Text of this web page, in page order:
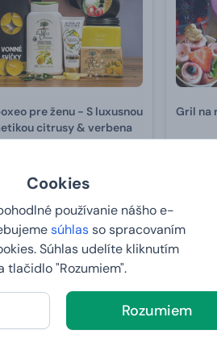
Cookies
používanie nášho e-
súhlasso spracovaním
Súhlas udelíte kliknutím
tlačidlo "Rozumiem".
Rozumiem
pre ženu - S luxusnou
citrusy & verbena
11.8.2026
Gril na